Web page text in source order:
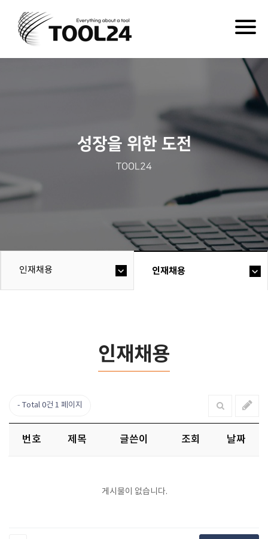
성장을 위한 도전
TOOL24
인재채용 인재채용
인재채용
Total 0건 1 페이지
번호 제목 글쓴이 조회 날짜
게시물이 없습니다.